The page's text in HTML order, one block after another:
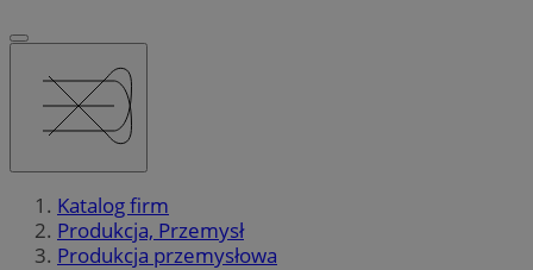
Katalog firm
Produkcja, Przemysł
Produkcja przemysłowa